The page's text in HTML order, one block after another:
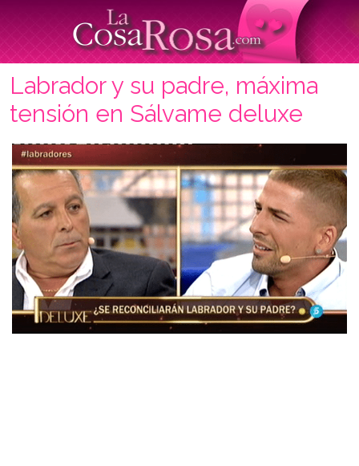
Labrador y su padre, máxima
tensión en Sálvame deluxe